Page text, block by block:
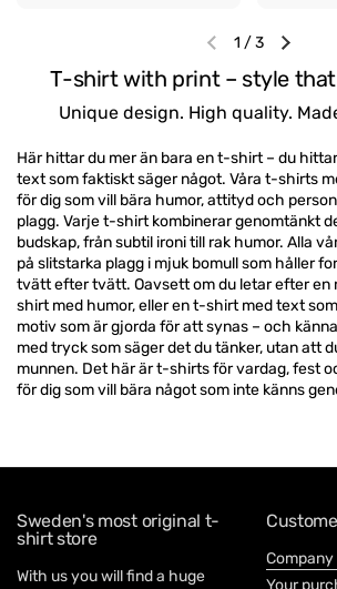
Previous slideNext
1 /3
T-shirt with print – style
Unique design. High quality.
Här hittar du mer än bara en t-shirt – du
text som faktiskt säger något. Våra t-shirts
för dig som vill bära humor, attityd och
plagg. Varje t-shirt kombinerar genomtänkt
budskap, från subtil ironi till rak humor. Alla
på slitstarka plagg i mjuk bomull som håller
tvätt efter tvätt. Oavsett om du letar efter en
shirt med humor, eller en t-shirt med text
motiv som är gjorda för att synas – och
med tryck som säger det du tänker, utan att
munnen. Det här är t-shirts för vardag, fest
för dig som vill bära något som inte känns
Sweden's most original t-
shirt store
With us you will find a huge